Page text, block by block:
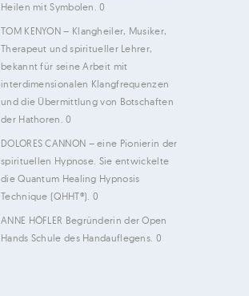
Heilen mit Symbolen. 0
TOM KENYON – Klangheiler, Musiker,
Therapeut und spiritueller Lehrer,
bekannt für seine Arbeit mit
interdimensionalen Klangfrequenzen
und die Übermittlung von Botschaften
der Hathoren. 0
DOLORES CANNON – eine Pionierin der
spirituellen Hypnose. Sie entwickelte
die Quantum Healing Hypnosis
Technique (QHHT®). 0
ANNE HÖFLER Begründerin der Open
Hands Schule des Handauflegens. 0